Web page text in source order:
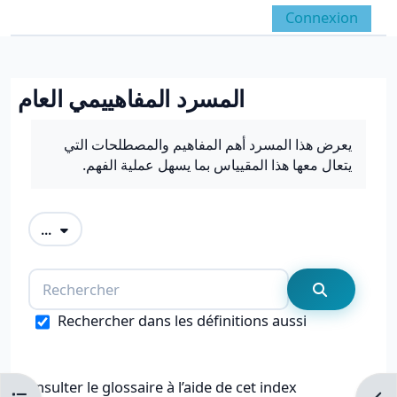
Panneau latéral
Activer/désactiver la
Connexion
المسرد المفاهييمي العام
يعرض هذا المسرد أهم المفاهيم والمصطلحات التي
يتعال معها هذا المقيياس بما يسهل عملية الفهم.
... Exporter des articles
Rechercher
Rechercher dans les définitions aussi
Consulter le glossaire à l’aide de cet index